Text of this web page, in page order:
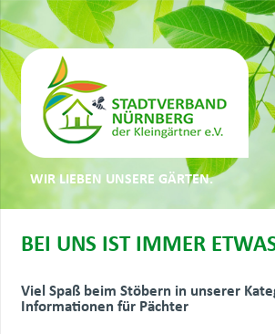
WIR LIEBEN UNSERE GÄRTEN.
BEI UNS IST IMMER
Viel Spaß beim Stöbern in unserer
Informationen für Pächter